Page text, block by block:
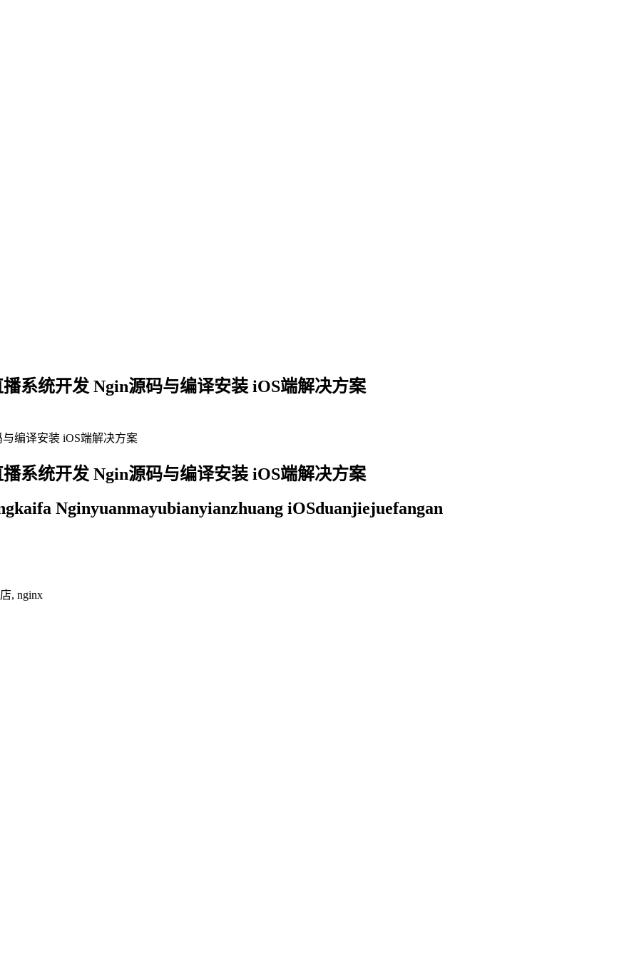
系统开发 Ngin源码与编译安装 iOS端解决方案
编译安装 iOS端解决方案
系统开发 Ngin源码与编译安装 iOS端解决方案
Nginyuanmayubianyianzhuang iOSduanjiejuefangan
, nginx